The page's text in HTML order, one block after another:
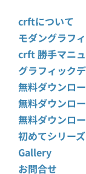
crftについて
モダングラフ
crft 勝手マニ
グラフィック
無料ダウンロ
無料ダウン
無料ダウン
初めてシリーズ
Gallery
お問合せ